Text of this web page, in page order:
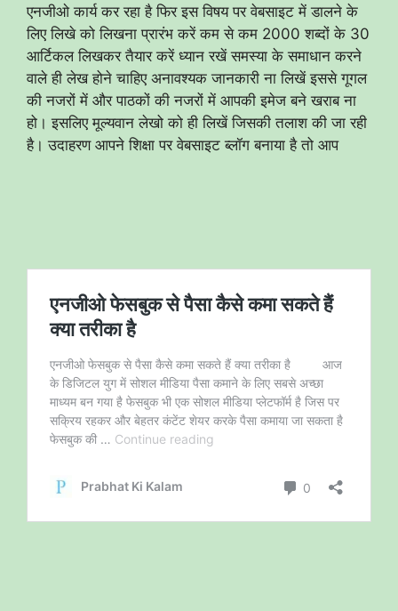
एनजीओ कार्य कर रहा है फिर इस विषय पर वेबसाइट में डालने के
लिए लिखे को लिखना प्रारंभ करें कम से कम 2000 शब्दों के 30
आर्टिकल लिखकर तैयार करें ध्यान रखें समस्या के समाधान करने
वाले ही लेख होने चाहिए अनावश्यक जानकारी ना लिखें इससे गूगल
की नजरों में और पाठकों की नजरों में आपकी इमेज बने खराब ना
हो। इसलिए मूल्यवान लेखो को ही लिखें जिसकी तलाश की जा रही
है। उदाहरण आपने शिक्षा पर वेबसाइट ब्लॉग बनाया है तो आप